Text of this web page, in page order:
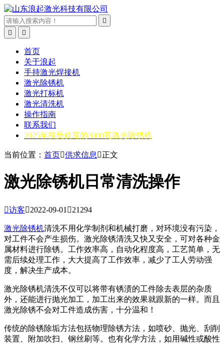



首页
关于浪起
手持激光焊接机
激光除锈机
激光打标机
激光清洗机
操作指南
联系我们
2025年很受欢迎的3000瓦激光除锈机
当前位置： 首页供求信息 正文
激光除锈机日常清洗操作
访客2022-09-01 21294
激光除锈机清洗不用化学制剂和机械打磨，对环境没有污染，
对工件不会产生损伤。激光除锈清洗又快又安全，可对各种金
属材料进行除锈。工作效率高，自动化程度高，工艺简单，无
需后续处理工作，大大提高了工作效率，减少了工人劳动强
度，解决生产成本。
激光除锈机清洗不仅可以将带有锈渍的工件除去表层的杂质
外，还能进行抛光加工，加工出来的效果就跟新的一样。而且
激光除锈不会对工件造成伤害，十分温和！
传统的除锈除垢方法包括物理除锈方法，如喷砂、抛光、刮削
装置、附加吹扫、钢丝刷等。也有化学方法，如用碱性或酸性